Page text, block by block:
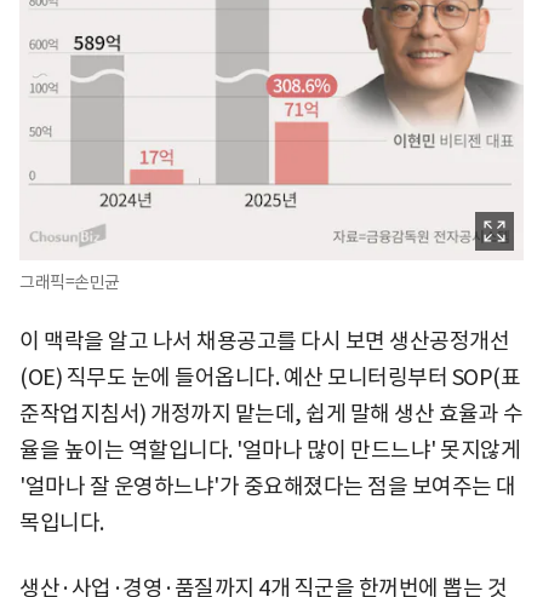
그래픽=손민균
이 맥락을 알고 나서 채용공고를 다시 보면 생산공정개선
(OE) 직무도 눈에 들어옵니다. 예산 모니터링부터 SOP(표
준작업지침서) 개정까지 맡는데, 쉽게 말해 생산 효율과 수
율을 높이는 역할입니다. '얼마나 많이 만드느냐' 못지않게
'얼마나 잘 운영하느냐'가 중요해졌다는 점을 보여주는 대
목입니다.
생산·사업·경영·품질까지 4개 직군을 한꺼번에 뽑는 것